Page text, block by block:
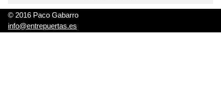
© 2016 Paco Gabarro
info@entrepuertas.es